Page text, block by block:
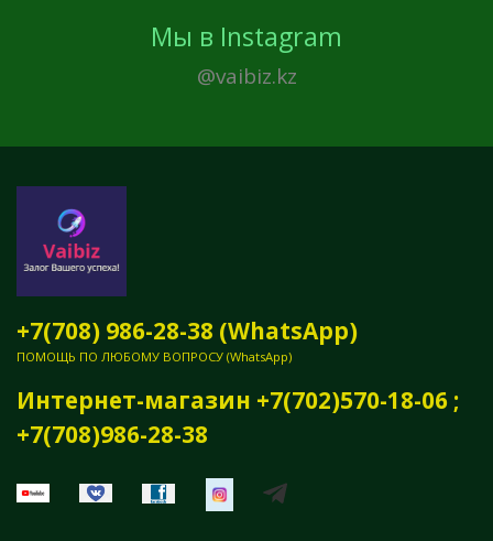
Мы в Instagram
@vaibiz.kz
+7(708) 986-28-38 (WhatsApp)
ПОМОЩЬ ПО ЛЮБОМУ ВОПРОСУ (WhatsApp)
Интернет-магазин +7(702)570-18-06 ;
+7(708)986-28-38